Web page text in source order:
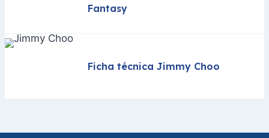
Fantasy
Ficha técnica Jimmy Choo